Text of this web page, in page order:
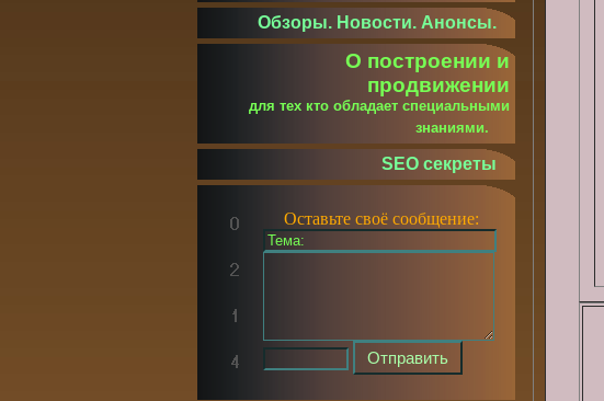
Обзоры. Новости. Анонсы.
О построении и
продвижении
для тех кто обладает специальными
знаниями.
SEO секреты
Оставьте своё сообщение: